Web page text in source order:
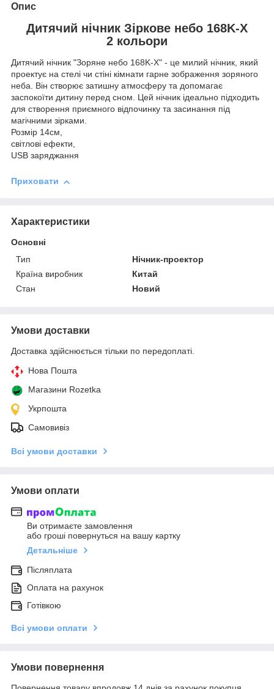
Опис
Дитячий нічник Зіркове небо 168K-X
2 кольори
Дитячий нічник "Зоряне небо 168K-X" - це милий нічник, який
проектує на стелі чи стіні кімнати гарне зображення зоряного
неба. Він створює затишну атмосферу та допомагає
заспокоїти дитину перед сном. Цей нічник ідеально підходить
для створення приємного відпочинку та засинання під
магічними зірками.
Розмір 14см,
світлові ефекти,
USB заряджання
Приховати
Характеристики
Основні
Тип
Нічник-проектор
Країна виробник
Китай
Стан
Новий
Умови доставки
Доставка здійснюється тільки по передоплаті.
Нова Пошта
Магазини Rozetka
Укрпошта
Самовивіз
Всі умови доставки
Умови оплати
Ви отримаєте замовлення
або гроші повернуться на вашу картку
Детальніше
Післяплата
Оплата на рахунок
Готівкою
Всі умови оплати
Умови повернення